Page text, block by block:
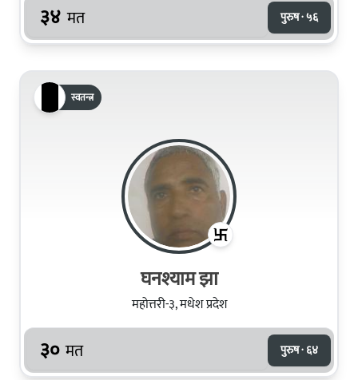
३४ मत पुरुष · ५६
स्वतन्त्र
घनश्याम झा
महोत्तरी-३, मधेश प्रदेश
३० मत पुरुष · ६४